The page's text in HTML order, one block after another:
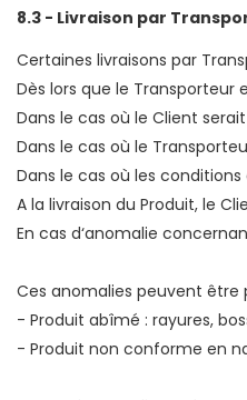
8.3 - Livraison par
Dès lors que le Transporteur et le Client auront convenu d‘un rendez-vous à une date et
Dans le cas où le Client serait absent, le Transporteur ne pourra effectuer la livraison. Une seconde livraison est alors prévue avec le client mais si ce
Dans le cas où le Transporteur subirait un retard important et indépendant de sa volonté, MECA-EXPRESS fera ses meilleurs
Dans le cas où les conditions d‘accessibilité du lieu de livraison choisi par le Client ne permettent pas au Transporteur d‘effectuer la livraison de la Commande par l‘accès principal de l‘habitation, la livraison ne peut
A la livraison du Produit, le Client doit obligatoirement déballer le Produit en présence du Transporteur. Il doit
En cas d‘anomalie concernant la livraison, le Client doit indiquer ses réserves sous forme
Ces anomalies peuvent être
- Produit abîmé : rayures,
- Produit non conforme en nature (erreur